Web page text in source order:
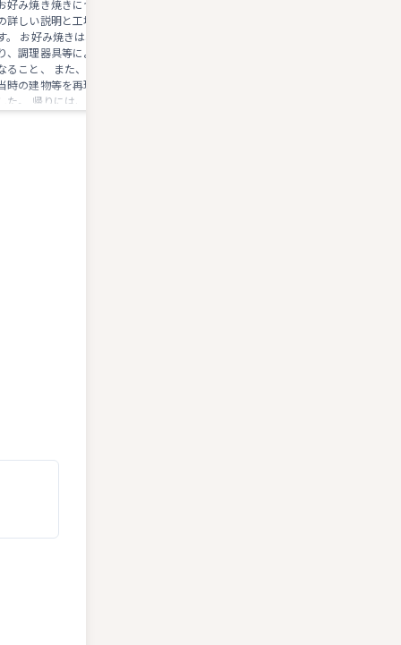
好み焼き焼きについて、語り部さん
詳しい説明と工場見学付きで学べま
きは、関西と広島風があ
り、調理器具等により調理方法等が異
ること、 また、お好み焼きの発祥を
時の建物等を再現し、楽しく学べま
した。 帰りには、お土産も頂きます、